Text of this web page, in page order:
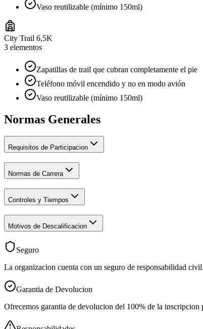
Vaso reutilizable (mínimo 150ml)
City Trail 6,5K
3 elementos
Zapatillas de trail que cubran completamente el pie
Teléfono móvil encendido y no en modo avión
Vaso reutilizable (mínimo 150ml)
Normas Generales
Requisitos de Participacion
Normas de Carrera
Controles y Tiempos
Motivos de Descalificacion
Seguro
La organizacion cuenta con un seguro de responsabilidad
Garantia de Devolucion
Ofrecemos garantia de devolucion del 100% de la inscripcion